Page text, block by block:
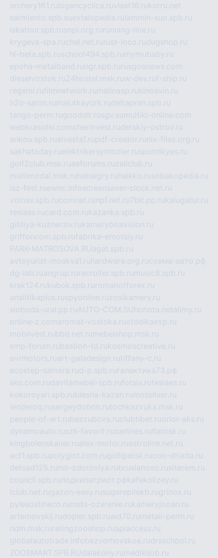
archery161.rubigencyclica.ruvlast16.rukorru.net
sarmiento.spb.suextelopedia.ru lammin-suo.spb.ru
iskatour.spb.rusnpi.org.ru running-line.ru
krygeva-spa.ruchel.net.ru rust-loco.rudugshop.ru
hl-beta.spb.ruschool494.spb.ru mymubaby.ru
epoha-metalband.ru ngr.spb.ru rusgosnews.com
dieselvostok.ru24hostel.msk.ruw-dev.ruf-ship.ru
regsmi.rufilmnetwork.ru malinasp.rukinosvin.ru
h2o-salon.ru malutkayork.rudeltaprim.spb.ru
tango-perm.rugooddir.rusgv.su multiki-online.com
webkrasotki.comcherinvest.rudetskiy-ostrov.ru
ankou.spb.rualvesta1.rupdf-creator.ru nix-files.org.ru
sakhatoday.ruelektrikersymboler.rusputnikyes.ru
golf2club.msk.ruaeforums.ruzallclub.ru
multimodal.msk.ru habaigry.ru haikko.rusobakopedia.ru
isz-fest.ruewnc.infoscreensaver-clock.net.ru
volnav.spb.rucomnat.ru npf.net.ru7bit.pp.rukalugatur.ru
tesiaes.rucard.com.rukazanka.spb.ru
gildiya-kuznecov.rukameryboavision.ru
griffoncom.spb.rufabrika-emotsiy.ru
PARK-MATROSOVA.RUagat.spb.ru
avtoyurist-moskva1.ru hardware.org.ruсхема-авто.рф
dg-lab.ruangrup.ru recruiter.spb.ru music8.spb.ru
krsk124.rukubok.spb.ru romanofforex.ru
analitikaplus.ruspyonline.ruzosikamery.ru
sloboda-ural.pp.ruAUTO-COM.SU hohota.netalimy.ru
online-z.comaromat-vostoka.ruotdelkaexp.ru
mobilvest.rubbd.net.ru mebelshop.msk.ru
smp-forum.rubastion-td.rukosmoscreative.ru
avrmotors.ruart-galadesign.rutiffany-c.ru
ecostep-samara.rud-p.spb.ru галактика73.рф
sko.com.rudavitamebel-spb.rufotsis.rutesiaes.ru
kokoroyari.spb.rublesna-kazan.ru mossilver.ru
lenderoq.rusergeydobrin.rutochkazvuka.msk.ru
people-of-art.rubezzubova.ruclubtibet.ruorior-aks.ru
dynamoauto.ruszk-favorit.rucarlines.ruflatnsk.ru
kingbolenskaner.rualex-motor.ruastroline.net.ru
act1.spb.rupolyglot.com.rugidlipetsk.ruooo-driada.ru
detsad125.ru mir-zdoroviya.rubruslanovo.rusiterem.ru
council.spb.ruлодкипатриот.рфkafekolizey.ru
iclub.net.rugazon-easy.rusugarepilekb.rugrinox.ru
pylesostineco.ru msts-ozarenie.rukameryjooan.ru
artemovskij.rudopler.spb.ruaid70.ru metall-perm.ru
ndm.msk.ru ratingzooshop.ruapiaccess.ru
globalautotrade.info bezverhovskoe.rudrsschool.ru
ZOOSMART.SPB.RUdalakony.ru medikijob.ru